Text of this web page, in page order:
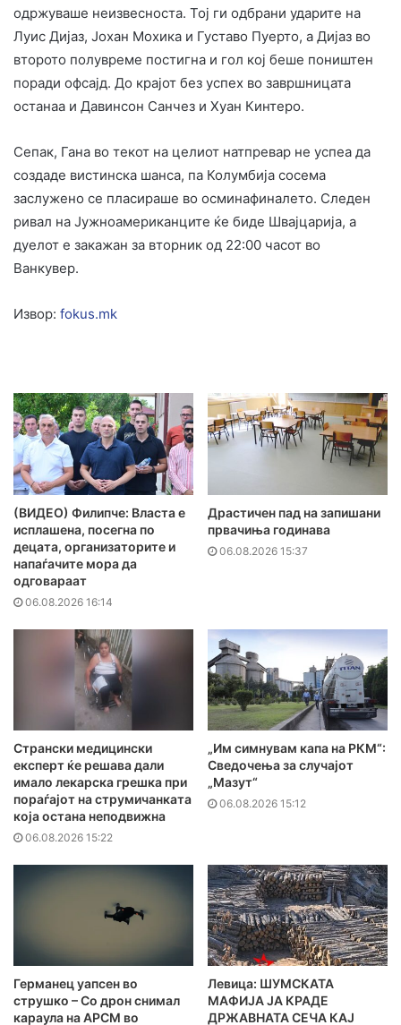
одржуваше неизвесноста. Тој ги одбрани ударите на
Луис Дијаз, Јохан Мохика и Густаво Пуерто, а Дијаз во
второто полувреме постигна и гол кој беше поништен
поради офсајд. До крајот без успех во завршницата
останаа и Давинсон Санчез и Хуан Кинтеро.
Сепак, Гана во текот на целиот натпревар не успеа да
создаде вистинска шанса, па Колумбија сосема
заслужено се пласираше во осминафиналето. Следен
ривал на Јужноамериканците ќе биде Швајцарија, а
дуелот е закажан за вторник од 22:00 часот во
Ванкувер.
Извор: fokus.mk
(ВИДЕО) Филипче: Власта е
исплашена, посегна по
децата, организаторите и
напаѓачите мора да
одговараат
06.08.2026 16:14
Драстичен пад на запишани
првачиња годинава
06.08.2026 15:37
Странски медицински
експерт ќе решава дали
имало лекарска грешка при
пораѓајот на струмичанката
која остана неподвижна
06.08.2026 15:22
„Им симнувам капа на РКМ“:
Сведочења за случајот
„Мазут“
06.08.2026 15:12
Германец уапсен во
струшко – Со дрон снимал
караула на АРСМ во
Левица: ШУМСКАТА
МАФИЈА ЈА КРАДЕ
ДРЖАВНАТА СЕЧА КАЈ